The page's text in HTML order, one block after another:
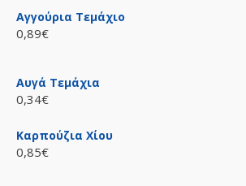
Αγγούρια Τεμάχιο
0,89€
Αυγά Τεμάχια
0,34€
Καρπούζια Χίου
0,85€